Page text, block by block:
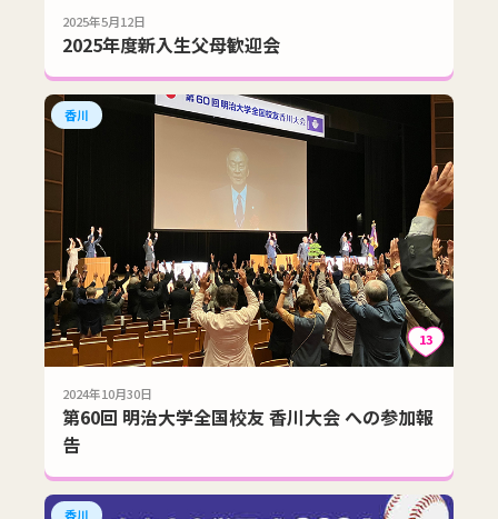
2025年5月12日
2025年度新入生父母歓迎会
香川
13
2024年10月30日
第60回 明治大学全国校友 香川大会 への参加報
告
香川